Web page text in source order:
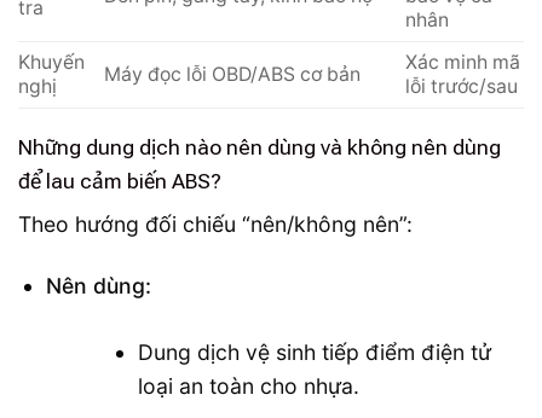
tra
nhân
Khuyến
nghị
Máy đọc lỗi OBD/ABS cơ bản
Xác minh mã
lỗi trước/sau
Những dung dịch nào nên dùng và không nên dùng
để lau cảm biến ABS?
Theo hướng đối chiếu “nên/không nên”:
Nên dùng:
Dung dịch vệ sinh tiếp điểm điện tử
loại an toàn cho nhựa.